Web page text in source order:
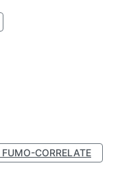
FUMO-CORRELATE